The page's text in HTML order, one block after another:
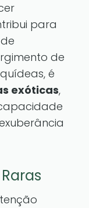
para
de
é
exóticas,